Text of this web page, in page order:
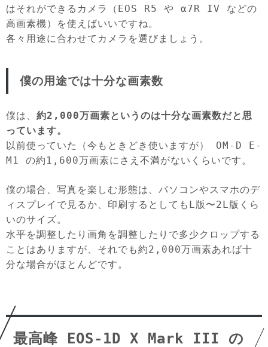
はそれができるカメラ（EOS R5 や α7R IV などの
高画素機）を使えばいいですね。
各々用途に合わせてカメラを選びましょう。
僕の用途では十分な画素数
僕は、 約2,000万画素というのは十分な画素数だと思
っています。
以前使っていた（今もときどき使いますが） OM-D E-
M1 の約1,600万画素にさえ不満がないくらいです。
僕の場合、写真を楽しむ形態は、パソコンやスマホのデ
ィスプレイで見るか、印刷するとしてもL版〜2L版くら
いのサイズ。
水平を調整したり画角を調整したりで多少クロップする
ことはありますが、それでも約2,000万画素あれば十
分な場合がほとんどです。
最高峰 EOS-1D X Mark III の